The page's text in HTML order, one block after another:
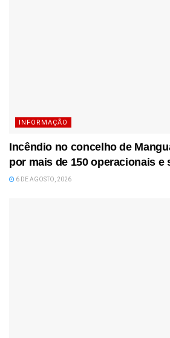
INFORMAÇÃO
Incêndio no concelho de
por mais de 150 operacionais e
6 DE AGOSTO, 2026